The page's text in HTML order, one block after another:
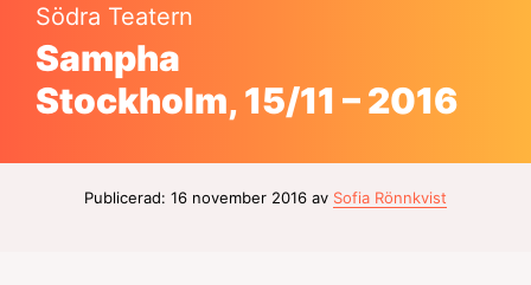
Södra Teatern
Sampha
Stockholm, 15/11 – 2016
Publicerad: 16 november 2016 av Sofia Rönnkvist